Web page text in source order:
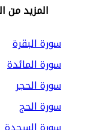
المزيد من
سورة البقرة
سورة المائدة
سورة الحجر
سورة الحج